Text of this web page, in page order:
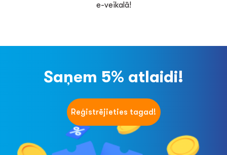
e-veikalā!
Saņem 5% atlaidi!
Reģistrējieties tagad!